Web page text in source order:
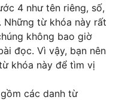
4 như tên riêng, số,
Những từ khóa này rất
không bao giờ
đọc. Vì vậy, bạn nên
khóa này để tìm vị
các danh từ